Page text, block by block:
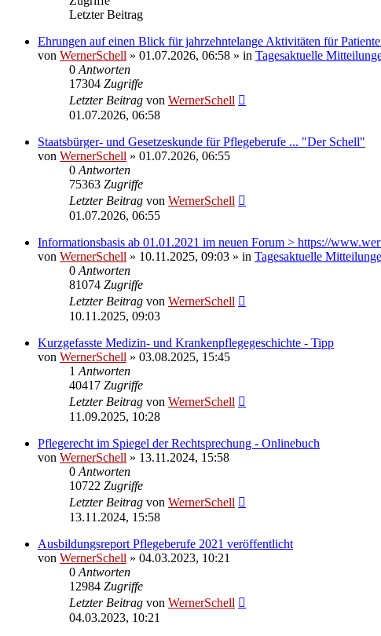
Letzter Beitrag
Ehrungen auf einen Blick für jahrzehntelange Aktivitäten für
von WernerSchell » 01.07.2026, 06:58 » in Tagesaktuelle
0 Antworten
17304 Zugriffe
Letzter Beitrag von WernerSchell
01.07.2026, 06:58
Staatsbürger- und Gesetzeskunde für Pflegeberufe ... "Der Schell"
von WernerSchell » 01.07.2026, 06:55
0 Antworten
75363 Zugriffe
Letzter Beitrag von WernerSchell
01.07.2026, 06:55
Informationsbasis ab 01.01.2021 im neuen Forum > https://
von WernerSchell » 10.11.2025, 09:03 » in Tagesaktuelle
0 Antworten
81074 Zugriffe
Letzter Beitrag von WernerSchell
10.11.2025, 09:03
Kurzgefasste Medizin- und Krankenpflegegeschichte - Tipp
von WernerSchell » 03.08.2025, 15:45
1 Antworten
40417 Zugriffe
Letzter Beitrag von WernerSchell
11.09.2025, 10:28
Pflegerecht im Spiegel der Rechtsprechung - Onlinebuch
von WernerSchell » 13.11.2024, 15:58
0 Antworten
10722 Zugriffe
Letzter Beitrag von WernerSchell
13.11.2024, 15:58
Ausbildungsreport Pflegeberufe 2021 veröffentlicht
von WernerSchell » 04.03.2023, 10:21
0 Antworten
12984 Zugriffe
Letzter Beitrag von WernerSchell
04.03.2023, 10:21